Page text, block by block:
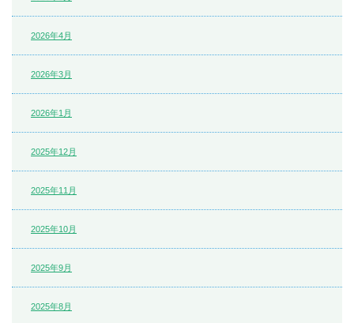
2026年4月
2026年3月
2026年1月
2025年12月
2025年11月
2025年10月
2025年9月
2025年8月